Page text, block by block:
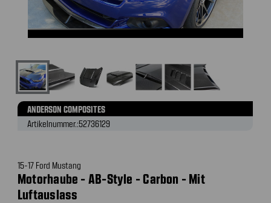
ANDERSON COMPOSITES
Artikelnummer.:52736129
15-17 Ford Mustang
Motorhaube - AB-Style - Carbon - Mit
Luftauslass